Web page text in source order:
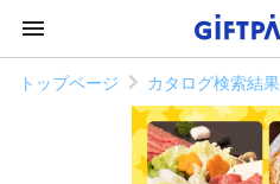
トップページ カタログ検索結果